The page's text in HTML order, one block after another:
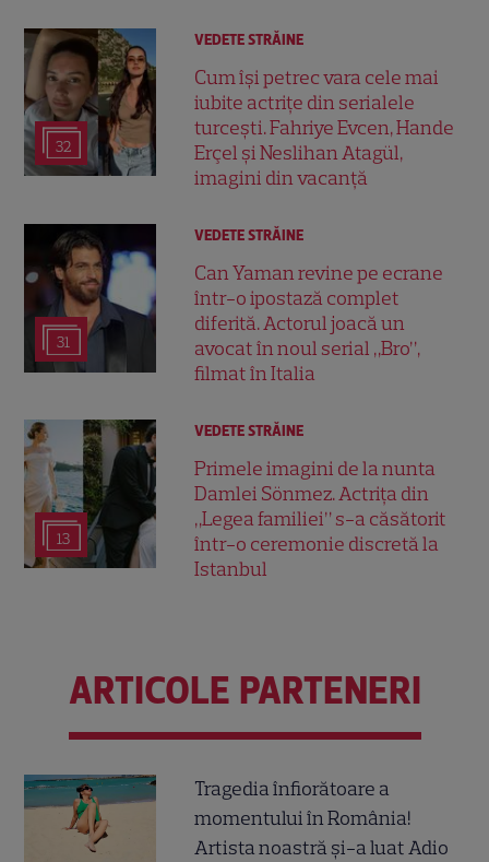
32
VEDETE STRĂINE
Cum își petrec vara cele mai
iubite actrițe din serialele
turcești. Fahriye Evcen, Hande
Erçel și Neslihan Atagül,
imagini din vacanță
31
VEDETE STRĂINE
Can Yaman revine pe ecrane
într-o ipostază complet
diferită. Actorul joacă un
avocat în noul serial „Bro”,
filmat în Italia
13
VEDETE STRĂINE
Primele imagini de la nunta
Damlei Sönmez. Actrița din
„Legea familiei” s-a căsătorit
într-o ceremonie discretă la
Istanbul
ARTICOLE PARTENERI
Tragedia înfiorătoare a
momentului în România!
Artista noastră și-a luat Adio